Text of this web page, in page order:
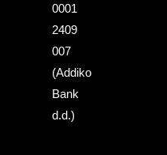
0001
2409
007
(Addiko
Bank
d.d.)